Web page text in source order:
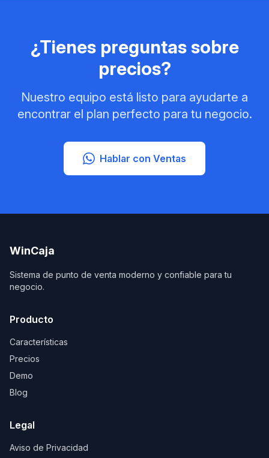
¿Tienes preguntas sobre
precios?
Nuestro equipo está listo para ayudarte a
encontrar el plan perfecto para tu negocio.
Hablar con Ventas
WinCaja
Sistema de punto de venta moderno y confiable para tu
negocio.
Producto
Características
Precios
Demo
Blog
Legal
Aviso de Privacidad